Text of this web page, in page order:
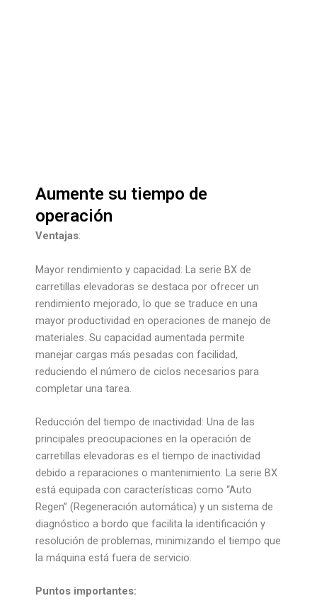
Aumente su tiempo de
operación
Ventajas:
Mayor rendimiento y capacidad: La serie BX de
carretillas elevadoras se destaca por ofrecer un
rendimiento mejorado, lo que se traduce en una
mayor productividad en operaciones de manejo de
materiales. Su capacidad aumentada permite
manejar cargas más pesadas con facilidad,
reduciendo el número de ciclos necesarios para
completar una tarea.
Reducción del tiempo de inactividad: Una de las
principales preocupaciones en la operación de
carretillas elevadoras es el tiempo de inactividad
debido a reparaciones o mantenimiento. La serie BX
está equipada con características como “Auto
Regen” (Regeneración automática) y un sistema de
diagnóstico a bordo que facilita la identificación y
resolución de problemas, minimizando el tiempo que
la máquina está fuera de servicio.
Puntos importantes: